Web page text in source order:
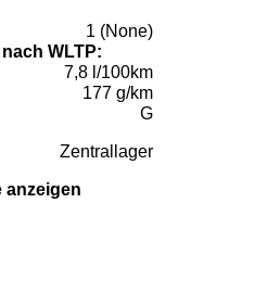
1 (None)
WLTP:
7,8 l/100km
177 g/km
G
Zentrallager
anzeigen